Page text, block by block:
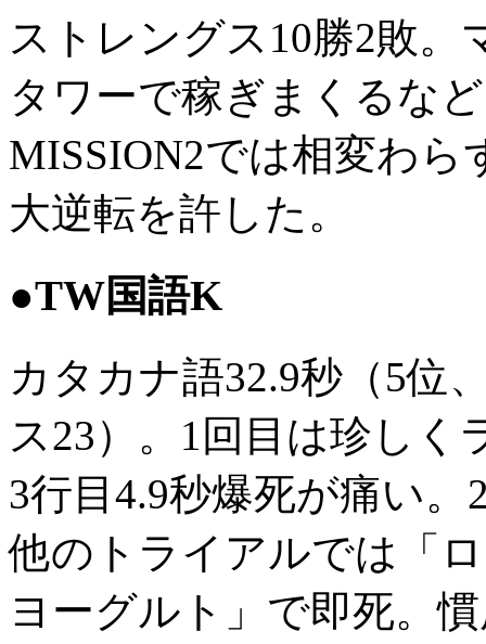
ストレングス10勝2敗。
タワーで稼ぎまくるな
MISSION2では相変わら
大逆転を許した。
●TW国語K
カタカナ語32.9秒（5位
ス23）。1回目は珍し
3行目4.9秒爆死が痛い
他のトライアルでは「
ヨーグルト」で即死。